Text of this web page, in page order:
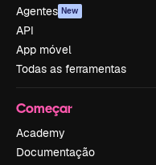
Agentes New
API
App móvel
Todas as ferramentas
Começar
Academy
Documentação